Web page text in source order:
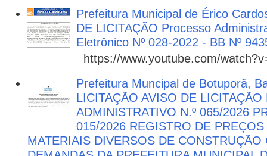
Prefeitura Municipal de Érico
DE LICITAÇÃO Processo
Eletrônico Nº 028-2022 - BB Nº
https://www.youtube.com/
Prefeitura Muncipal de Botuporã,
LICITAÇÃO AVISO DE LICITAÇÃO
ADMINISTRATIVO N.º 065/2026
015/2026 REGISTRO DE
MATERIAIS DIVERSOS DE CONSTRUÇÃO